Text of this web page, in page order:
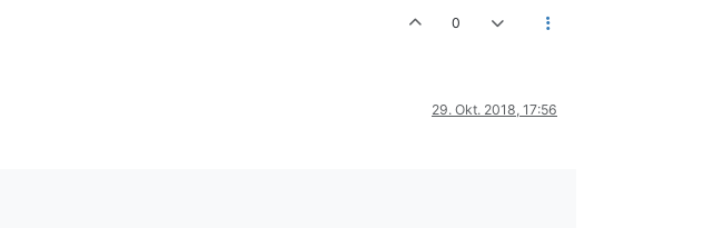
0
29. Okt. 2018, 17:56